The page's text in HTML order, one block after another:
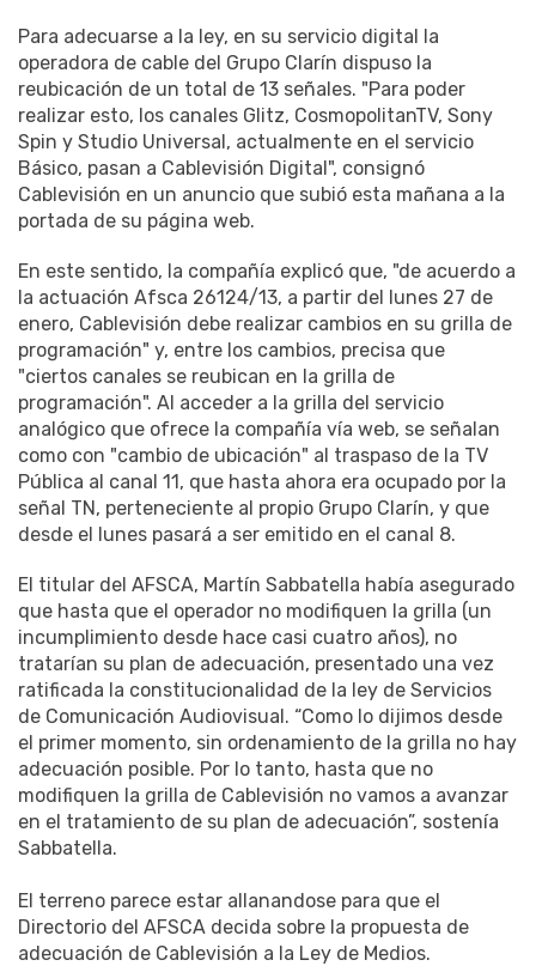
Para adecuarse a la ley, en su servicio digital la
operadora de cable del Grupo Clarín dispuso la
reubicación de un total de 13 señales. "Para poder
realizar esto, los canales Glitz, CosmopolitanTV, Sony
Spin y Studio Universal, actualmente en el servicio
Básico, pasan a Cablevisión Digital", consignó
Cablevisión en un anuncio que subió esta mañana a la
portada de su página web.
En este sentido, la compañía explicó que, "de acuerdo a
la actuación Afsca 26124/13, a partir del lunes 27 de
enero, Cablevisión debe realizar cambios en su grilla de
programación" y, entre los cambios, precisa que
"ciertos canales se reubican en la grilla de
programación". Al acceder a la grilla del servicio
analógico que ofrece la compañía vía web, se señalan
como con "cambio de ubicación" al traspaso de la TV
Pública al canal 11, que hasta ahora era ocupado por la
señal TN, perteneciente al propio Grupo Clarín, y que
desde el lunes pasará a ser emitido en el canal 8.
El titular del AFSCA, Martín Sabbatella había asegurado
que hasta que el operador no modifiquen la grilla (un
incumplimiento desde hace casi cuatro años), no
tratarían su plan de adecuación, presentado una vez
ratificada la constitucionalidad de la ley de Servicios
de Comunicación Audiovisual. “Como lo dijimos desde
el primer momento, sin ordenamiento de la grilla no hay
adecuación posible. Por lo tanto, hasta que no
modifiquen la grilla de Cablevisión no vamos a avanzar
en el tratamiento de su plan de adecuación”, sostenía
Sabbatella.
El terreno parece estar allanandose para que el
Directorio del AFSCA decida sobre la propuesta de
adecuación de Cablevisión a la Ley de Medios.